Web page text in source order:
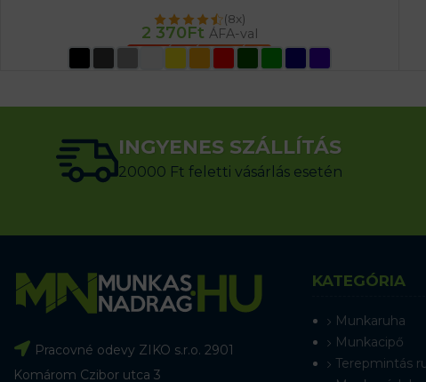
(8x)
2 370Ft ÁFA-val
OPCIÓK VÁLASZTÁSA
INGYENES SZÁLLÍTÁS
20000 Ft feletti vásárlás esetén
Pracovné odevy ZIKO s.r.o. 2901
Komárom Czibor utca 3
KATEGÓRIA
Munkaruha
Munkacipő
Terepmintás